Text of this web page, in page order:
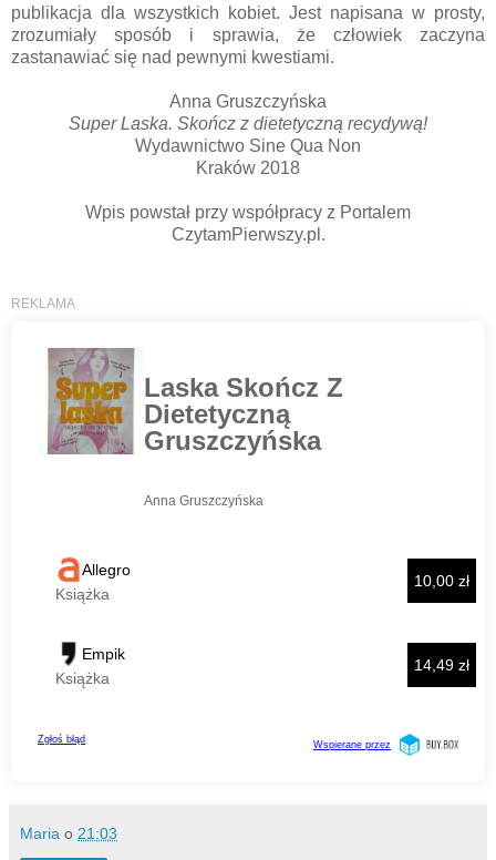
publikacja dla wszystkich kobiet. Jest napisana w prosty,
zrozumiały sposób i sprawia, że człowiek zaczyna
zastanawiać się nad pewnymi kwestiami.
Anna Gruszczyńska
Super Laska. Skończ z dietetyczną recydywą!
Wydawnictwo Sine Qua Non
Kraków 2018
Wpis powstał przy współpracy z Portalem
CzytamPierwszy.pl.
Maria o 21:03